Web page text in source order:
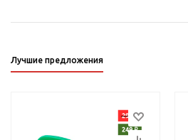
Лучшие предложения